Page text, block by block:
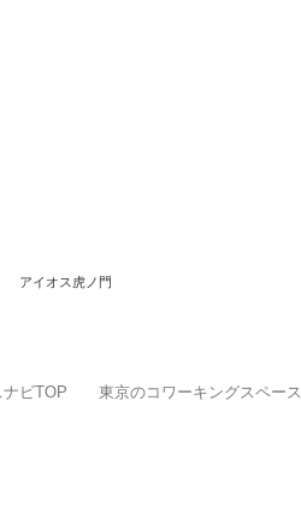
アイオス虎ノ門
ビTOP 東京のコワーキングスペース